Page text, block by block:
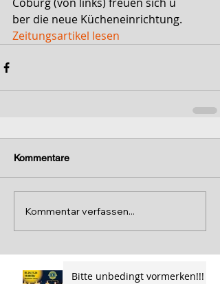
Coburg (von links) freuen sich ü
ber die neue Kücheneinrichtung.
Zeitungsartikel lesen
Kommentare
Kommentar verfassen...
Bitte unbedingt vormerken!!!